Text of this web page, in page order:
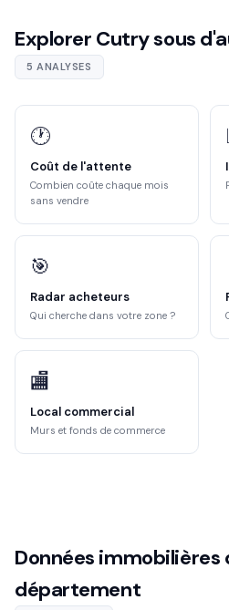
Explorer Cutry sous
5 ANALYSES
🕐
Coût de l'attente
Combien coûte chaque mois
sans vendre
🎯
Radar acheteurs
Qui cherche dans votre zone ?
🏬
Local commercial
Murs et fonds de commerce
Données immobilières
département